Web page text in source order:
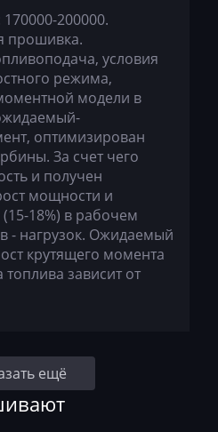
200000.
прошивка.
условия
режима,
модели в
оптимизирован
За счет чего
и получен
мощности и
18%) в рабочем
- нагрузок. Ожидаемый
крутящего момента
зависит от
ещё